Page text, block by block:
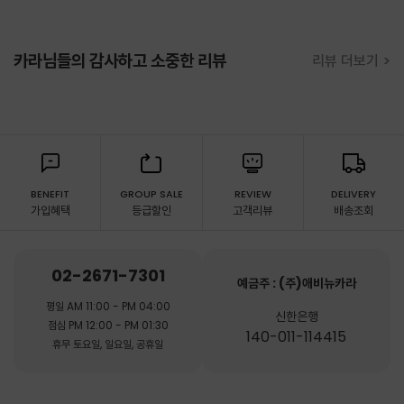
카라님들의 감사하고 소중한 리뷰 리뷰 더보기 >
BENEFIT
가입혜택
GROUP SALE
등급할인
REVIEW
고객리뷰
DELIVERY
배송조회
02-2671-7301
평일 AM 11:00 - PM 04:00
점심 PM 12:00 - PM 01:30
휴무 토요일, 일요일, 공휴일
예금주 : (주)애비뉴카라
신한은행
140-011-114415